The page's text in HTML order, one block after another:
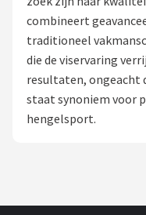
Dobbers
Kunstaas
Shop
combineert
traditioneel
die de viservaring
resultaten, ongeacht
staat synoniem voor
hengelsport.